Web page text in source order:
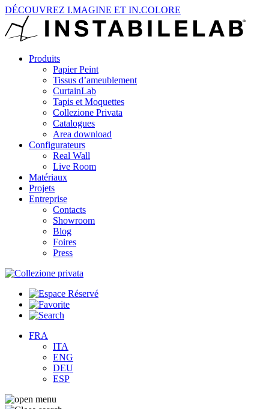
DÉCOUVREZ I.MAGINE ET IN.COLORE
Produits
Papier Peint
Tissus d’ameublement
CurtainLab
Tapis et Moquettes
Collezione Privata
Catalogues
Area download
Configurateurs
Real Wall
Live Room
Matériaux
Projets
Entreprise
Contacts
Showroom
Blog
Foires
Press
FRA
ITA
ENG
DEU
ESP